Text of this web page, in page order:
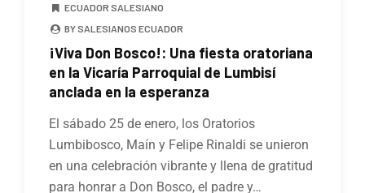
ECUADOR SALESIANO
BY SALESIANOS ECUADOR
¡Viva Don Bosco!: Una fiesta oratoriana
en la Vicaría Parroquial de Lumbisí
anclada en la esperanza
El sábado 25 de enero, los Oratorios
Lumbibosco, Maín y Felipe Rinaldi se unieron
en una celebración vibrante y llena de gratitud
para honrar a Don Bosco, el padre y…